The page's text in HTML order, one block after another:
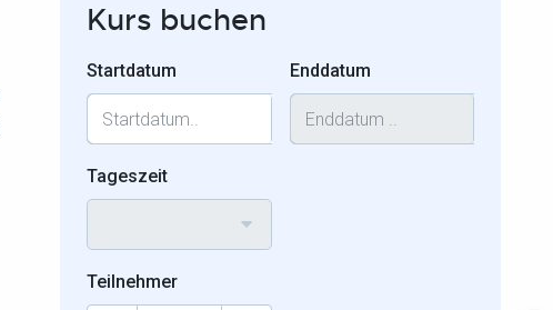
Kurs buchen
Startdatum Enddatum
Tageszeit
Teilnehmer